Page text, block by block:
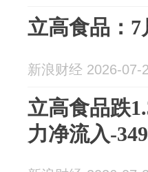
立高食品：7
新浪财经 2026-07-
立高食品跌
力净流入-